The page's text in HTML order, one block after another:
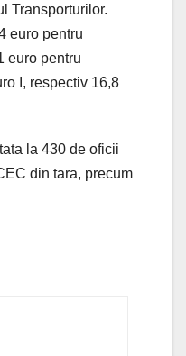
Transporturilor.
euro pentru
euro pentru
I, respectiv 16,8
la 430 de oficii
din tara, precum